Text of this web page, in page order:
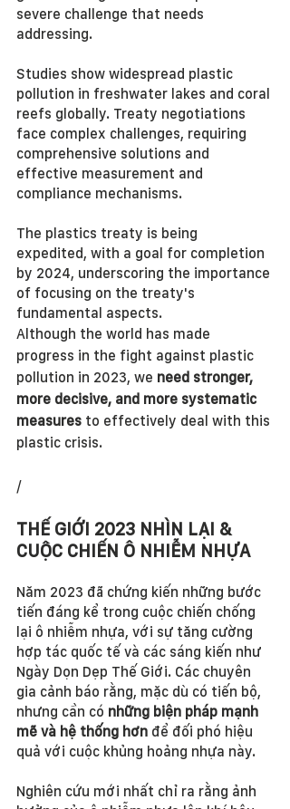
severe challenge that needs
addressing.
Studies show widespread plastic
pollution in freshwater lakes and coral
reefs globally. Treaty negotiations
face complex challenges, requiring
comprehensive solutions and
effective measurement and
compliance mechanisms.
The plastics treaty is being
expedited, with a goal for completion
by 2024, underscoring the importance
of focusing on the treaty's
fundamental aspects.
Although the world has made
progress in the fight against plastic
pollution in 2023, we need stronger,
more decisive, and more systematic
measures to effectively deal with this
plastic crisis.
/
THẾ GIỚI 2023 NHÌN LẠI &
CUỘC CHIẾN Ô NHIỄM NHỰA
Năm 2023 đã chứng kiến những bước
tiến đáng kể trong cuộc chiến chống
lại ô nhiễm nhựa, với sự tăng cường
hợp tác quốc tế và các sáng kiến như
Ngày Dọn Dẹp Thế Giới. Các chuyên
gia cảnh báo rằng, mặc dù có tiến bộ,
nhưng cần có những biện pháp mạnh
mẽ và hệ thống hơn để đối phó hiệu
quả với cuộc khủng hoảng nhựa này.
Nghiên cứu mới nhất chỉ ra rằng ảnh